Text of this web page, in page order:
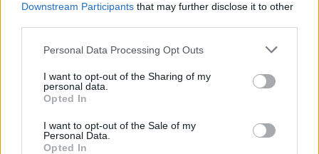
Downstream Participants that may further disclose it to other
Personal Data Processing Opt Outs
I want to opt-out of the Sharing of my
personal data.
Opted In
I want to opt-out of the Sale of my
Personal Data.
Opted In
Δείτε επίσης